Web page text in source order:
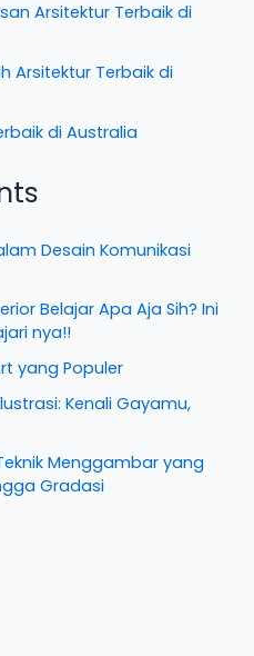
Arsitektur Terbaik di
Arsitektur Terbaik di
di Australia
Desain Komunikasi
Belajar Apa Aja Sih? Ini
nya!!
yang Populer
Kenali Gayamu,
Menggambar yang
Gradasi